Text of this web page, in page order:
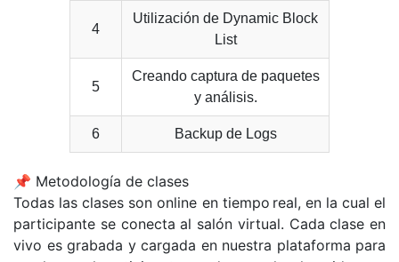
4
Utilización de Dynamic Block
List
5
Creando captura de paquetes
y análisis.
6 Backup de Logs
📌 Metodología de clases
Todas las clases son online en tiempo real, en la cual el
participante se conecta al salón virtual. Cada clase en
vivo es grabada y cargada en nuestra plataforma para